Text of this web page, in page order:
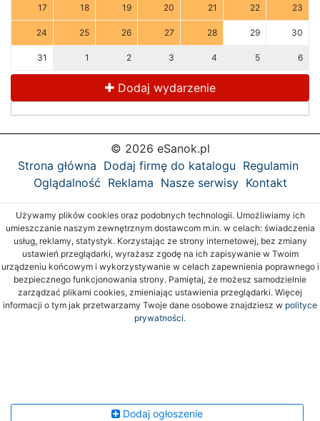
17 18 19 20 21 22 23
24 25 26 27 28 29 30
31 1 2 3 4 5 6
Dodaj wydarzenie
© 2026 eSanok.pl
Strona główna Dodaj firmę do katalogu Regulamin
Oglądalność Reklama Nasze serwisy Kontakt
Używamy plików cookies oraz podobnych technologii. Umożliwiamy ich
umieszczanie naszym zewnętrznym dostawcom m.in. w celach: świadczenia
usług, reklamy, statystyk. Korzystając ze strony internetowej, bez zmiany
ustawień przeglądarki, wyrażasz zgodę na ich zapisywanie w Twoim
urządzeniu końcowym i wykorzystywanie w celach zapewnienia poprawnego i
bezpiecznego funkcjonowania strony. Pamiętaj, że możesz samodzielnie
zarządzać plikami cookies, zmieniając ustawienia przeglądarki. Więcej
informacji o tym jak przetwarzamy Twoje dane osobowe znajdziesz w polityce
prywatności.
Dodaj ogłoszenie